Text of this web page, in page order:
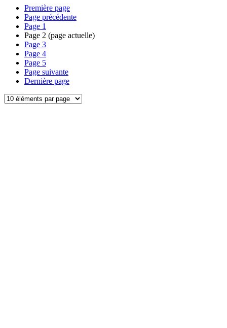
Première page
Page précédente
Page 1
Page 2 (page actuelle)
Page 3
Page 4
Page 5
Page suivante
Dernière page